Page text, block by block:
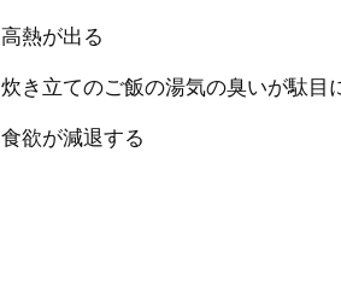
高熱が出る
炊き立てのご飯の湯気の臭いが駄目
食欲が減退する